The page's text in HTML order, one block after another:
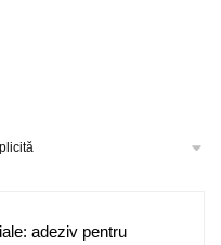
adeziv pentru